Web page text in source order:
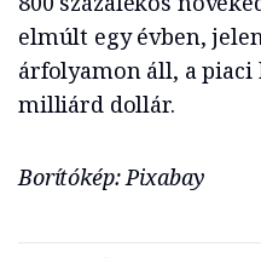
elmúlt egy évben,
árfolyamon áll, a piaci
milliárd dollár.
Borítókép: Pixabay